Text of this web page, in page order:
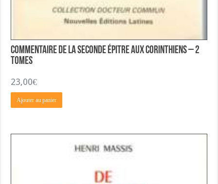
Commentaire de la Seconde Épitre aux Corinthiens – 2
Tomes
23,00€
Ajouter au panier